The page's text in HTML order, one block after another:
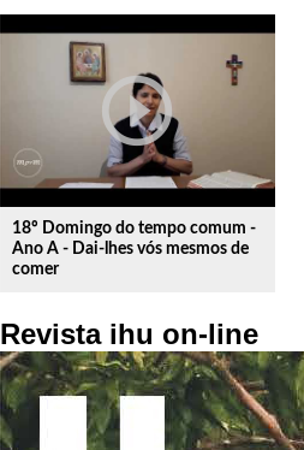
play_circle_outline
18º Domingo do tempo comum -
Ano A - Dai-lhes vós mesmos de
comer
Revista ihu on-line